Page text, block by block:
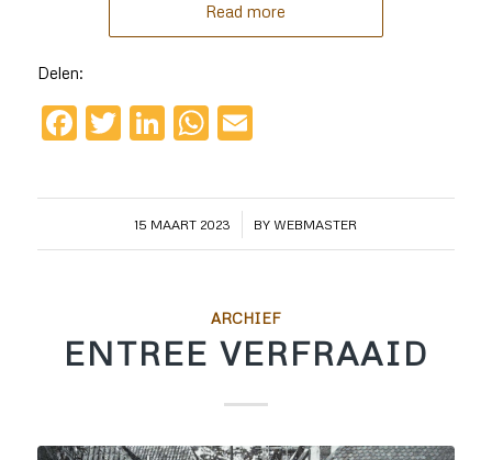
Read more
Delen:
Facebook
Twitter
LinkedIn
WhatsApp
Email
15 MAART 2023
/ BYWEBMASTER
ARCHIEF
ENTREE VERFRAAID